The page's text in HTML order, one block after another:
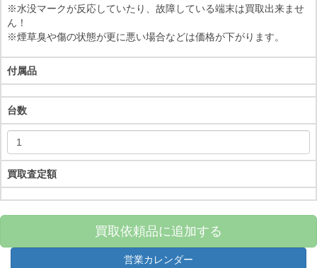
※水没マークが反応していたり、故障している端末は買取出来ませ
ん！
※煙草臭や傷の状態が更に悪い場合などは価格が下がります。
付属品
台数
買取査定額
買取依頼品に追加する
営業カレンダー